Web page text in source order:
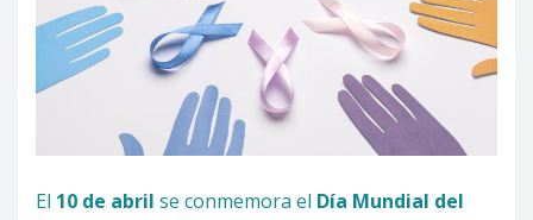
El 10 de abril se conmemora el Día Mundial del